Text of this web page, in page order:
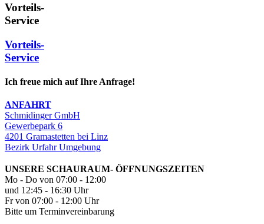
Vorteils-
Service
Vorteils-
Service
Ich freue mich auf Ihre Anfrage!
ANFAHRT
Schmidinger GmbH
Gewerbepark 6
4201 Gramastetten bei Linz
Bezirk Urfahr Umgebung
UNSERE SCHAURAUM- ÖFFNUNGSZEITEN
Mo - Do von 07:00 - 12:00
und 12:45 - 16:30 Uhr
Fr von 07:00 - 12:00 Uhr
Bitte um Terminvereinbarung